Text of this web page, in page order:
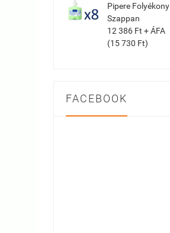
Pipere Folyékony
Szappan
12 386 Ft + ÁFA
(15 730 Ft)
FACEBOOK